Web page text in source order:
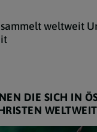
weltweit
DIE SICH IN